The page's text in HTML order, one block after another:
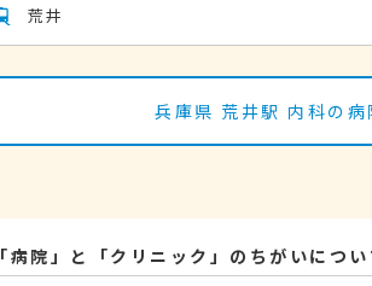
荒井
兵庫県 荒井駅 内科の
「病院」と「クリニック」のちがいにつ